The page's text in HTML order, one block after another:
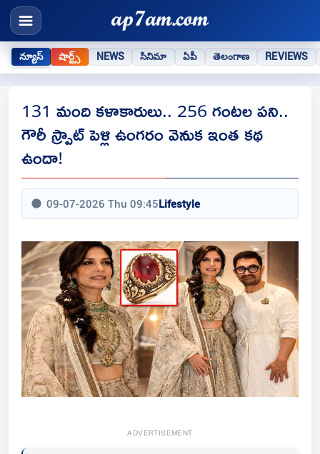
న్యూస్ షార్ట్స్ NEWS సినిమా ఏపీ తెలంగాణ REVIEWS
131 మంది కళాకారులు.. 256 గంటల పని..
గౌరీ స్ప్రాట్‌ పెళ్లి ఉంగరం వెనుక ఇంత కథ
ఉందా!
09-07-2026 Thu 09:45Lifestyle
ADVERTISEMENT